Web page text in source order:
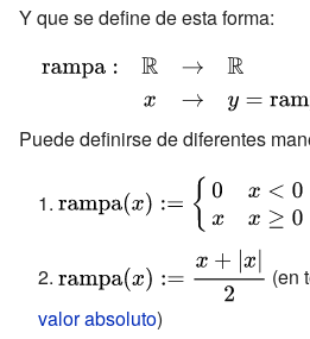
(\cdot ),R(\cdot
),\langle \cdot
\rangle }
Y que se define de esta forma:
{\displaystyle
{\begin{array}{rccl}
{\mbox{rampa}}:&\mathbb
\\&x&\to &y=
{\mbox{rampa}}
Puede definirse de diferentes
{\displaystyle {\mbox{rampa}}
(x):=
{\begin{cases}0&x<0\\x&x\geq
0\end{cases}}}
{\displaystyle
{\mbox{rampa}}
(x):={\frac
(en
valor absoluto)